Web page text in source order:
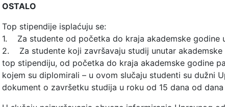
OSTALO
Top stipendije isplaćuju se:
1. Za studente od početka do kraja akademske godine
2. Za studente koji završavaju studij unutar akademske
top stipendiju, od početka do kraja akademske godine
kojem su diplomirali – u ovom slučaju studenti su dužni
dokument o završetku studija u roku od 15 dana od